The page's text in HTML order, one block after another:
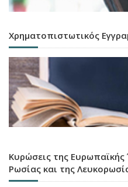
Χρηματοπιστωτικός
Κυρώσεις της
Ρωσίας και της